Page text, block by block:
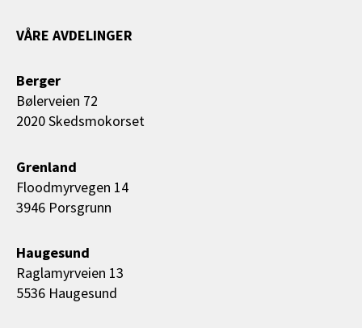
VÅRE AVDELINGER
Berger
Bølerveien 72
2020 Skedsmokorset
Grenland
Floodmyrvegen 14
3946 Porsgrunn
Haugesund
Raglamyrveien 13
5536 Haugesund